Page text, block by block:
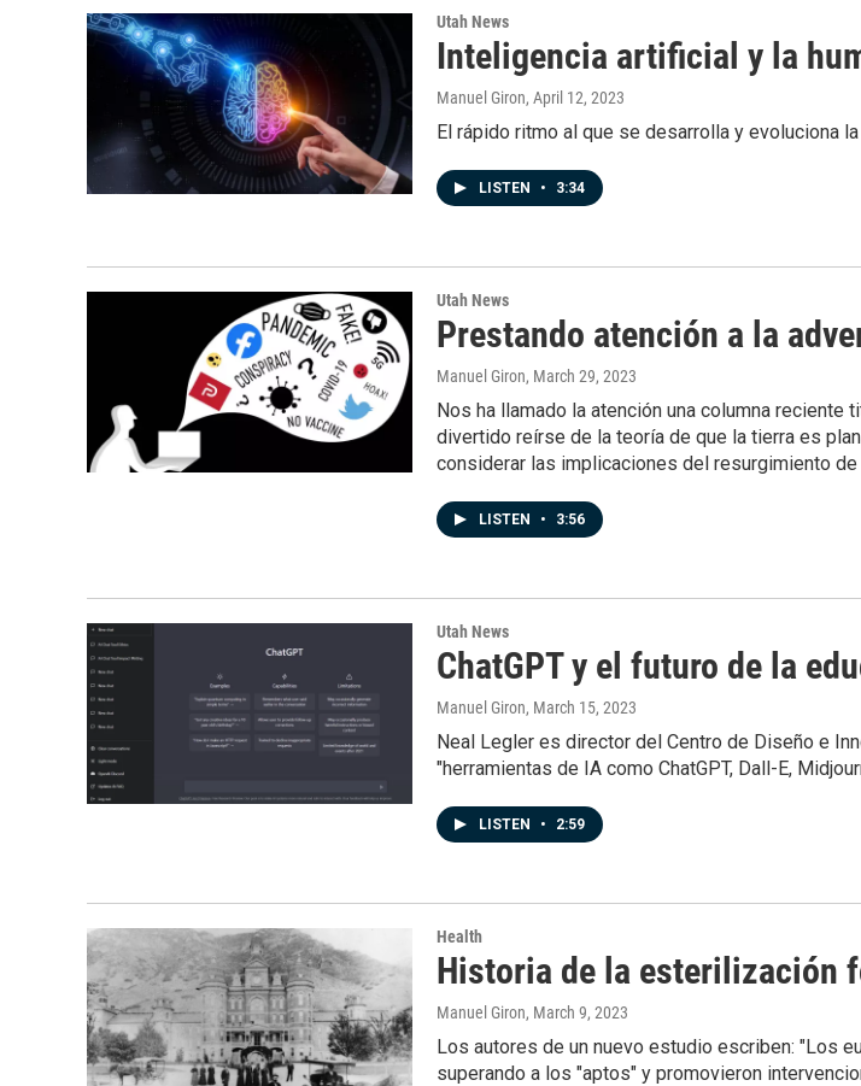
Utah News
Inteligencia artificial y la
Manuel Giron, April 12, 2023
El rápido ritmo al que se desarrolla y evoluciona
LISTEN • 3:34
Utah News
Prestando atención a la
Manuel Giron, March 29, 2023
Nos ha llamado la atención una columna reciente
divertido reírse de la teoría de que la tierra es
considerar las implicaciones del resurgimiento
LISTEN • 3:56
Utah News
ChatGPT y el futuro de la
Manuel Giron, March 15, 2023
Neal Legler es director del Centro de Diseño e
"herramientas de IA como ChatGPT, Dall-E,
LISTEN • 2:59
Health
Historia de la esterilización
Manuel Giron, March 9, 2023
Los autores de un nuevo estudio escriben: "Los
superando a los "aptos" y promovieron